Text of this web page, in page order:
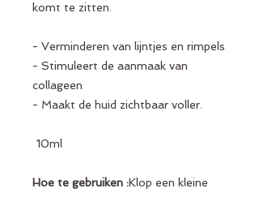
komt te zitten.
- Verminderen van lijntjes en rimpels
- Stimuleert de aanmaak van
collageen
- Maakt de huid zichtbaar voller.
10ml
Hoe te gebruiken :Klop een kleine